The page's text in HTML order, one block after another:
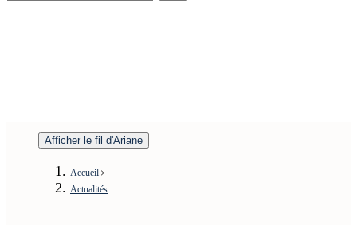
Afficher le fil d'Ariane
Accueil
Actualités